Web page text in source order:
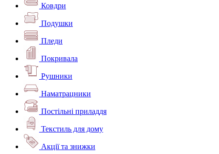
Ковдри
Подушки
Пледи
Покривала
Рушники
Наматрацники
Постільні приладдя
Текстиль для дому
Акції та знижки